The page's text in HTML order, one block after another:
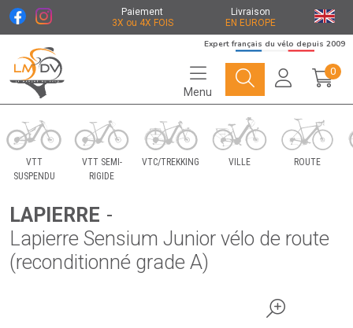
Paiement
3X ou 4X FOIS
Livraison
EN EUROPE
Le Marché du Vélo Votre distributeurs de vélo
Expert français du vélo depuis 2009
Menu
0
VTT
SUSPENDU
VTT SEMI-
RIGIDE
VTC/TREKKING VILLE ROUTE
LAPIERRE -
Lapierre Sensium Junior vélo de route
(reconditionné grade A)